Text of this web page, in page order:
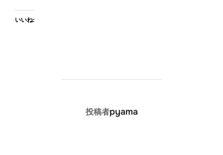
いいね:
投稿者
投稿者pyama